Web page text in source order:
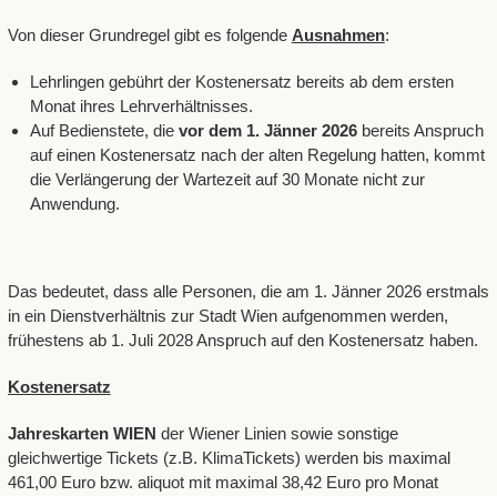
Von dieser Grundregel gibt es folgende Ausnahmen:
Lehrlingen gebührt der Kostenersatz bereits ab dem ersten
Monat ihres Lehrverhältnisses.
Auf Bedienstete, die vor dem 1. Jänner 2026bereits Anspruch
auf einen Kostenersatz nach der alten Regelung hatten, kommt
die Verlängerung der Wartezeit auf 30 Monate nicht zur
Anwendung.
Das bedeutet, dass alle Personen, die am 1. Jänner 2026 erstmals
in ein Dienstverhältnis zur Stadt Wien aufgenommen werden,
frühestens ab 1. Juli 2028 Anspruch auf den Kostenersatz haben.
Kostenersatz
Jahreskarten WIEN der Wiener Linien sowie sonstige
gleichwertige Tickets (z.B. KlimaTickets) werden bis maximal
461,00 Euro bzw. aliquot mit maximal 38,42 Euro pro Monat